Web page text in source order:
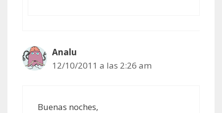
Analu
12/10/2011 a las 2:26 am
Buenas noches,